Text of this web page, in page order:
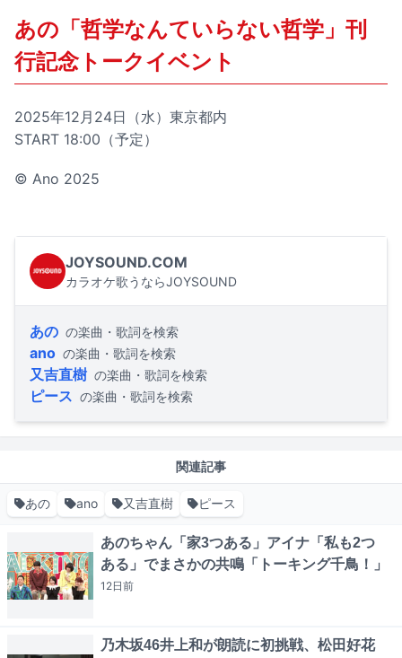
あの「哲学なんていらない哲学」刊
行記念トークイベント
2025年12月24日（水）東京都内
START 18:00（予定）
©︎ Ano 2025
JOYSOUND.COM
カラオケ歌うならJOYSOUND
あの の楽曲・歌詞を検索
ano の楽曲・歌詞を検索
又吉直樹 の楽曲・歌詞を検索
ピース の楽曲・歌詞を検索
関連記事
あの ano 又吉直樹 ピース
あのちゃん「家3つある」アイナ「私も2つ
ある」でまさかの共鳴「トーキング千鳥！」
12日前
乃木坂46井上和が朗読に初挑戦、松田好花